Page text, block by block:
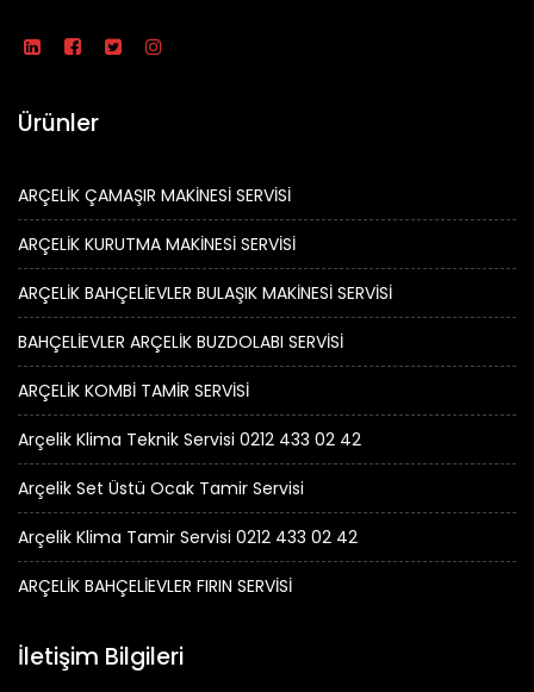
Ürünler
ARÇELİK ÇAMAŞIR MAKİNESİ SERVİSİ
ARÇELİK KURUTMA MAKİNESİ SERVİSİ
ARÇELİK BAHÇELİEVLER BULAŞIK MAKİNESİ SERVİSİ
BAHÇELİEVLER ARÇELİK BUZDOLABI SERVİSİ
ARÇELİK KOMBİ TAMİR SERVİSİ
Arçelik Klima Teknik Servisi 0212 433 02 42
Arçelik Set Üstü Ocak Tamir Servisi
Arçelik Klima Tamir Servisi 0212 433 02 42
ARÇELİK BAHÇELİEVLER FIRIN SERVİSİ
İletişim Bilgileri